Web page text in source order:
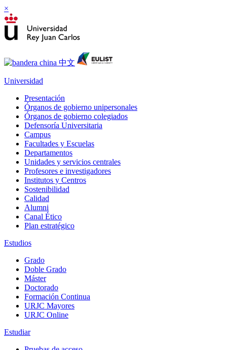
×
Universidad
Presentación
Órganos de gobierno unipersonales
Órganos de gobierno colegiados
Defensoría Universitaria
Campus
Facultades y Escuelas
Departamentos
Unidades y servicios centrales
Profesores e investigadores
Institutos y Centros
Sostenibilidad
Calidad
Alumni
Canal Ético
Plan estratégico
Estudios
Grado
Doble Grado
Máster
Doctorado
Formación Continua
URJC Mayores
URJC Online
Estudiar